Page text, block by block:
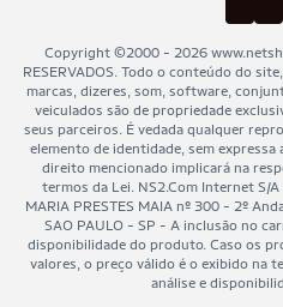
Lojas Físicas
Meus Pedidos
Pagamentos
Cancelamentos
Segurança & Privacidade
Como Comprar
Acessibilidade
Copyright ©2000 - 2026
RESERVADOS. Todo o conteúdo do
marcas, dizeres, som, software,
veiculados são de propriedade
seus parceiros. É vedada qualquer
elemento de identidade, sem
direito mencionado implicará na
termos da Lei. NS2.Com Internet S/
MARIA PRESTES MAIA nº 300 - 2º
SAO PAULO - SP - A inclusão no
disponibilidade do produto. Caso os
valores, o preço válido é o exibido na
análise e